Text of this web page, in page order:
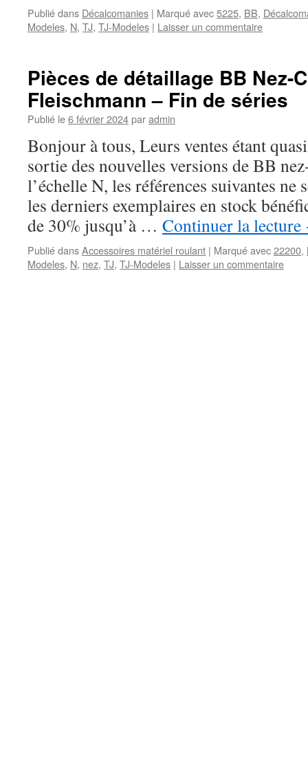
Publié dans Décalcomanies | Marqué avec5225, BB,
Modeles, N, TJ, TJ-Modeles | Laisser un commentaire
Pièces de détaillage BB Nez-
Fleischmann – Fin de séries
Publié le6 février 2024paradmin
Bonjour à tous, Leurs ventes étant
sortie des nouvelles versions de BB
l’échelle N, les références suivantes ne
les derniers exemplaires en stock
de 30% jusqu’à … Continuer la lecture
Publié dansAccessoires matériel roulant | Marqué avec22200,
Modeles, N, nez, TJ, TJ-Modeles | Laisser un commentaire